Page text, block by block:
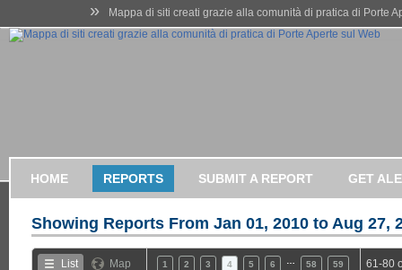
» Mappa di siti creati grazie alla comunità di pratica di Porte
HOME REPORTS SUBMIT A REPORT GET
Showing Reports From Jan 01, 2010 to Aug 27,
List Map 1 2 3 4 5 6 58 59 61-80